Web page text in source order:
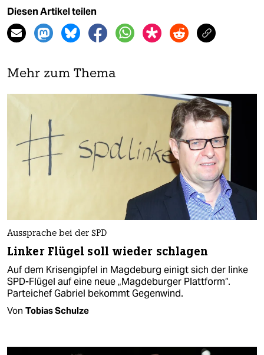
Diesen Artikel teilen
Mehr zum Thema
Aussprache bei der SPD
Linker Flügel soll wieder schlagen
Auf dem Krisengipfel in Magdeburg einigt sich der linke
SPD-Flügel auf eine neue „Magdeburger Plattform“.
Parteichef Gabriel bekommt Gegenwind.
Von Tobias Schulze